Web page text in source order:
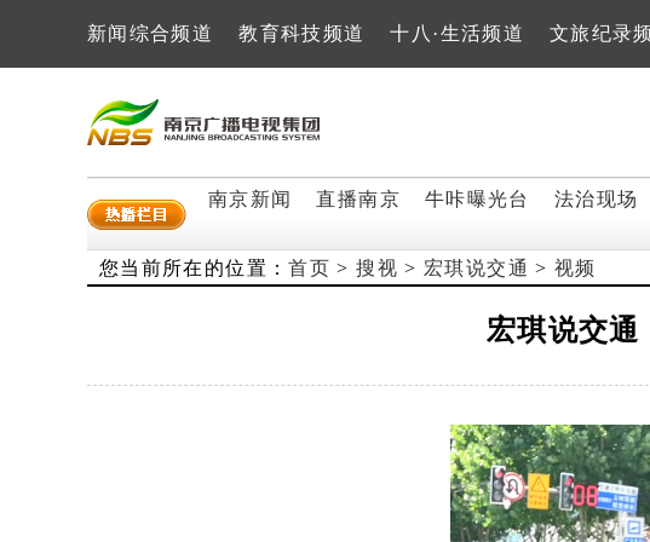
新闻综合频道 教育科技频道 十八·生活频道 文旅纪录
南京新闻 直播南京 牛咔曝光台 法治现场
您当前所在的位置：首页 >搜视 >宏琪说交通 >视频
宏琪说交通